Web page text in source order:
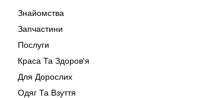
Знайомства
Запчастини
Послуги
Краса Та Здоров'я
Для Дорослих
Одяг Та Взуття